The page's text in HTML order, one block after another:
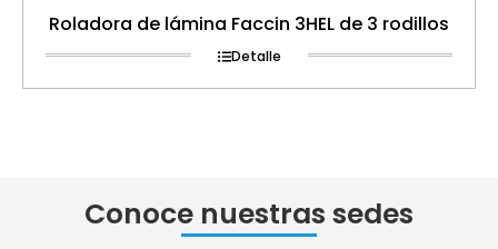
Roladora de lámina Faccin 3HEL de 3 rodillos
Detalle
Conoce nuestras sedes